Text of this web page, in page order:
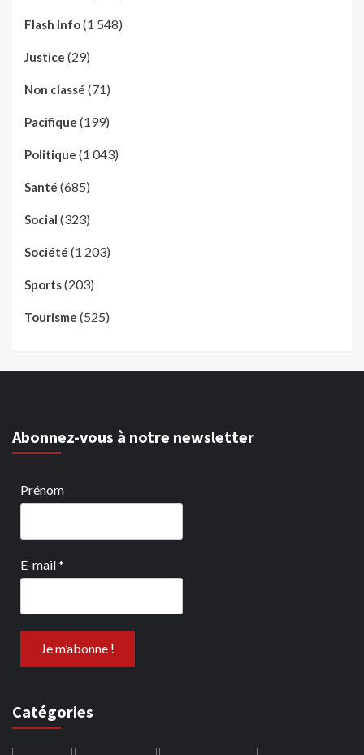
Flash Info(1 548)
Justice (29)
Non classé (71)
Pacifique (199)
Politique (1 043)
Santé (685)
Social (323)
Société (1 203)
Sports(203)
Tourisme (525)
Abonnez-vous à notre newsletter
Prénom
E-mail*
Catégories